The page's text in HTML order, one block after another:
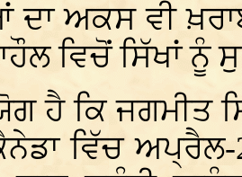
ਦਾ ਅਕਸ ਵੀ
ਵਿਚੋਂ ਸਿੱਖਾਂ ਨੂੰ
ਹੈ ਕਿ ਜਗਮੀਤ
ਵਿੱਚ ਅਪ੍ਰੈਲ-